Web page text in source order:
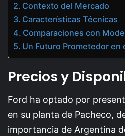
Contexto del Mercado
Características Técnicas
Comparaciones con
Un Futuro Prometedor en
Precios y
Ford ha optado por
en su planta de Pacheco,
importancia de Argentina